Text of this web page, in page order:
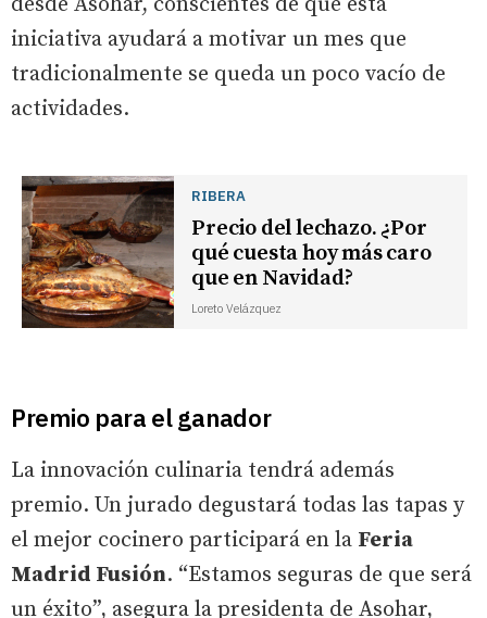
iniciativa ayudará a motivar un mes que
tradicionalmente se queda un poco vacío de
actividades.
RIBERA
Precio del lechazo. ¿Por
qué cuesta hoy más caro
que en Navidad?
Loreto Velázquez
Premio para el ganador
La innovación culinaria tendrá además
premio. Un jurado degustará todas las tapas y
el mejor cocinero participará en la Feria
Madrid Fusión. “Estamos seguras de que será
un éxito”, asegura la presidenta de Asohar,